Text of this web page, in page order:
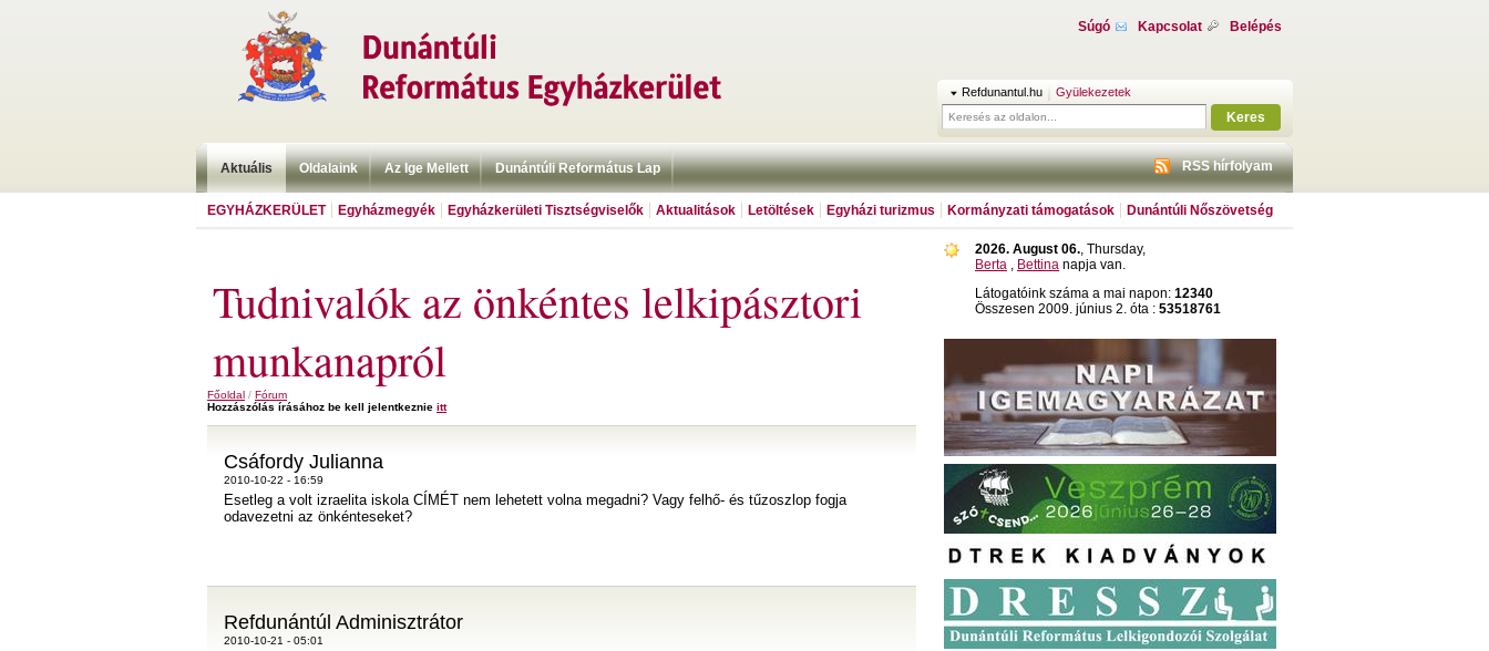
Súgó Kapcsolat Belépés
Refdunantul.hu Gyülekezetek
Keres
Aktuális Oldalaink Az Ige Mellett Dunántúli Református Lap RSS hírfolyam
EGYHÁZKERÜLET Egyházmegyék Egyházkerületi Tisztségviselők Aktualitások Letöltések Egyházi turizmus Kormányzati támogatások Dunántúli Nőszövetség
Tudnivalók az önkéntes lelkipásztori
munkanapról
Főoldal / Fórum
Hozzászólás írásához be kell jelentkeznie itt
Csáfordy Julianna
2010-10-22 - 16:59
Esetleg a volt izraelita iskola CÍMÉT nem lehetett volna megadni? Vagy felhő- és tűzoszlop fogja
odavezetni az önkénteseket?
Refdunántúl Adminisztrátor
2010-10-21 - 05:01
2026. August 06., Thursday,
Berta , Bettina napja van.
Látogatóink száma a mai napon: 12340
Összesen 2009. június 2. óta : 53518761